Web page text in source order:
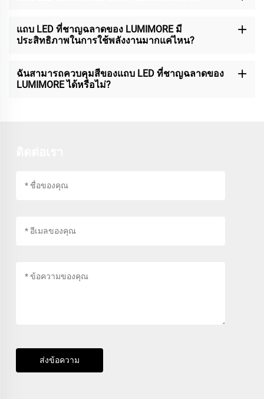
แถบ LED ที่ชาญฉลาดของ LUMIMORE มี
ประสิทธิภาพในการใช้พลังงานมากแค่ไหน?
ฉันสามารถควบคุมสีของแถบ LED ที่ชาญฉลาดของ
LUMIMORE ได้หรือไม่?
ส่งข้อความ